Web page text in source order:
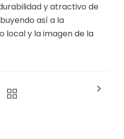
y atractivo de
así a la
local y la imagen de la